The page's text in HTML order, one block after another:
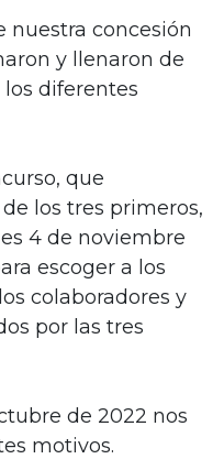
nuestra concesión
y llenaron de
diferentes
que
los tres primeros,
4 de noviembre
escoger a los
colaboradores y
por las tres
de 2022 nos
motivos.